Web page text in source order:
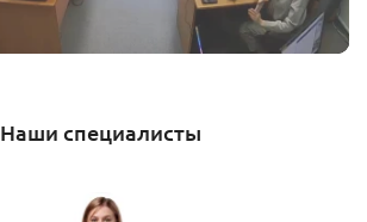
Наши специалисты